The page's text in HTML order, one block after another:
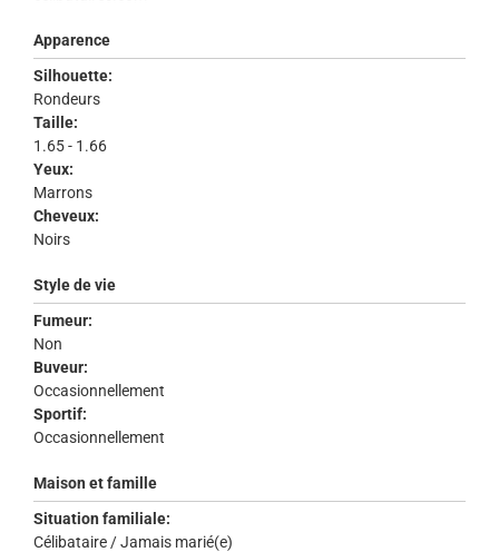
Apparence
Silhouette:
Rondeurs
Taille:
1.65 - 1.66
Yeux:
Marrons
Cheveux:
Noirs
Style de vie
Fumeur:
Non
Buveur:
Occasionnellement
Sportif:
Occasionnellement
Maison et famille
Situation familiale:
Célibataire / Jamais marié(e)